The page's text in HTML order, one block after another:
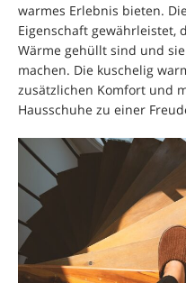
warmes Erlebnis bieten.
Eigenschaft gewährleistet,
Wärme gehüllt sind und
machen. Die kuschelig
zusätzlichen Komfort und
Hausschuhe zu einer